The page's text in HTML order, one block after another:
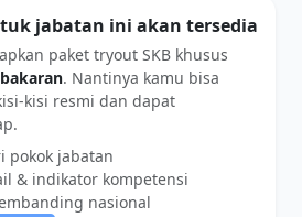
jabatan ini akan tersedia
paket tryout SKB khusus
. Nantinya kamu bisa
kisi resmi dan dapat
pokok jabatan
& indikator kompetensi
nasional